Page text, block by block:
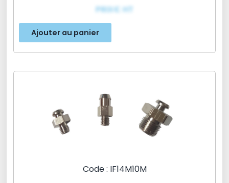
PRIX€ HT
Ajouter au panier
Code : IF14M10M